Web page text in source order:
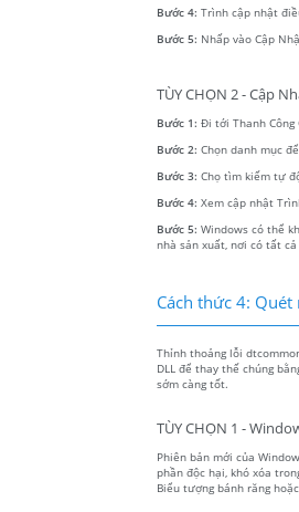
Bước 4: Trình cập nhật
Bước 5: Nhấp vào Cập
TÙY CHỌN 2 - Cập
Bước 1: Đi tới Thanh
Bước 2: Chọn danh mục
Bước 3: Chọ tìm kiếm tự
Bước 4: Xem cập nhật
Bước 5: Windows có thể
nhà sản xuất, nơi có tất
Cách thức 4:
Thỉnh thoảng lỗi
DLL để thay thế chúng
sớm càng tốt.
TÙY CHỌN 1 -
Phiên bản mới của
phần độc hại, khó xóa
Biểu tượng bánh răng